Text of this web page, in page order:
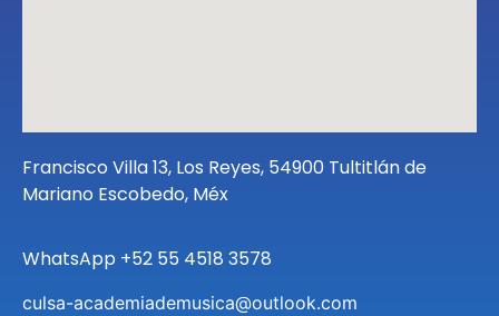
Francisco Villa 13, Los Reyes, 54900 Tultitlán de
Mariano Escobedo, Méx
WhatsApp +52 55 4518 3578
culsa-academiademusica@outlook.com